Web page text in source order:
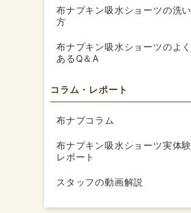
布ナプキン吸水ショーツの洗い
方
布ナプキン吸水ショーツのよく
あるQ＆A
コラム・レポート
布ナプコラム
布ナプキン吸水ショーツ実体験
レポート
スタッフの動画解説